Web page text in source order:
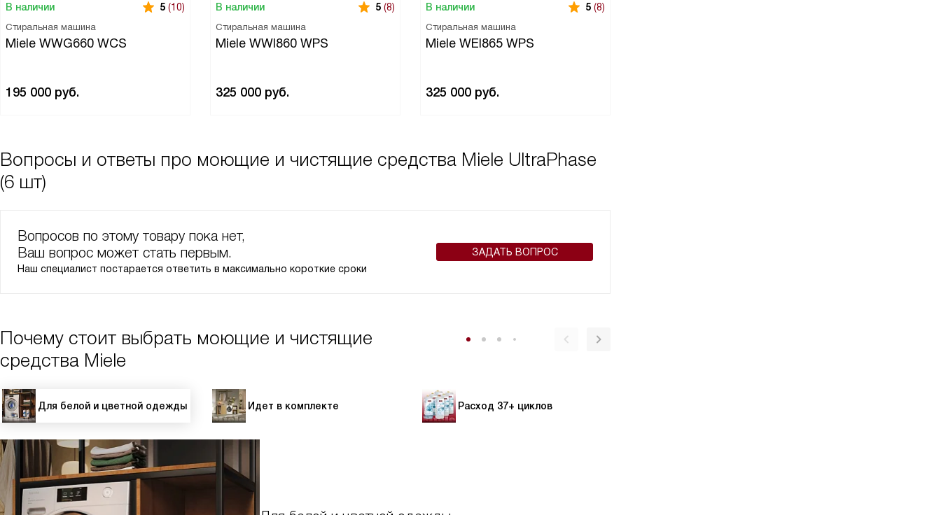
В наличии 5 (10)
Стиральная машина
Miele WWG660 WCS
195 000 руб.
В наличии 5 (8)
Стиральная машина
Miele WWI860 WPS
325 000 руб.
В наличии 5 (8)
Стиральная машина
Miele WEI865 WPS
325 000 руб.
Вопросы и ответы про моющие и чистящие средства Miele UltraPhase
(6 шт)
Вопросов по этому товару пока нет,
Ваш вопрос может стать первым.
Наш специалист постарается ответить в максимально короткие сроки
ЗАДАТЬ ВОПРОС
Почему стоит выбрать моющие и чистящие
средства Miele
Для белой и цветной одежды Идет в комплекте Расход 37+ циклов